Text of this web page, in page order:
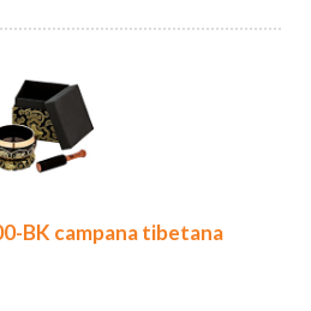
BK campana tibetana